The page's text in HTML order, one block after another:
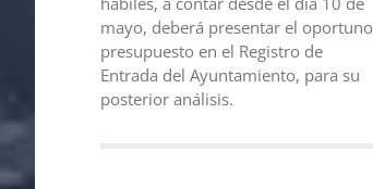
mayo, deberá presentar el oportuno
presupuesto en el Registro de
Entrada del Ayuntamiento, para su
posterior análisis.